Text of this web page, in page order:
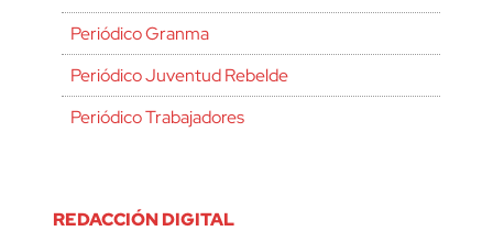
Periódico Granma
Periódico Juventud Rebelde
Periódico Trabajadores
REDACCIÓN DIGITAL